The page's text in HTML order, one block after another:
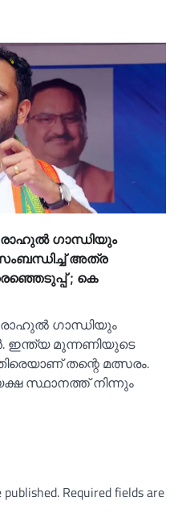
രാഹുല്‍ ഗാന്ധിയും
അത്ര
; കെ
രാഹുല്‍ ഗാന്ധിയും
ഇന്ത്യ മുന്നണിയുടെ
തന്റെ മത്സരം.
സ്ഥാനത്ത് നിന്നും
Required fields are